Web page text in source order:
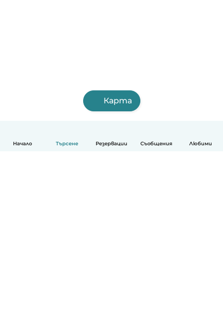
Начало Търсене Резервации Съобщения Любими
Карта